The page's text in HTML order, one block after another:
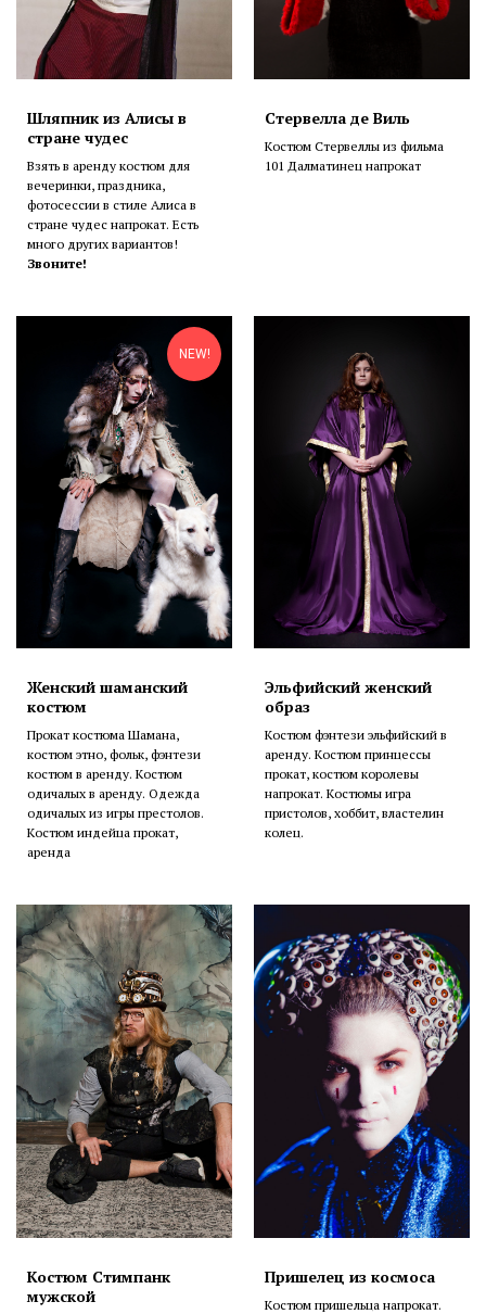
Шляпник из Алисы в
стране чудес
Взять в аренду костюм для
вечеринки, праздника,
фотосессии в стиле Алиса в
стране чудес напрокат. Есть
много других вариантов!
Звоните!
Стервелла де Виль
Костюм Стервеллы из фильма
101 Далматинец напрокат
NEW!
Женский шаманский
костюм
Прокат костюма Шамана,
костюм этно, фольк, фэнтези
костюм в аренду. Костюм
одичалых в аренду. Одежда
одичалых из игры престолов.
Костюм индейца прокат,
аренда
Эльфийский женский
образ
Костюм фэнтези эльфийский в
аренду. Костюм принцессы
прокат, костюм королевы
напрокат. Костюмы игра
пристолов, хоббит, властелин
колец.
Костюм Стимпанк
мужской
Пришелец из космоса
Костюм пришельца напрокат.